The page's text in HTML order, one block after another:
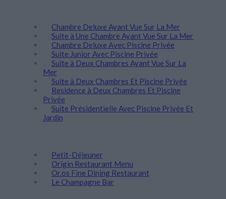
Chambre Deluxe Ayant Vue Sur La Mer
Suite à Une Chambre Ayant Vue Sur La Mer
Chambre Deluxe Αvec Piscine Privée
Suite Junior Avec Piscine Privée
Suite à Deux Chambres Ayant Vue Sur La
Mer
Suite à Deux Chambres Et Piscine Privée
Residence à Deux Chambres Et Piscine
Privée
Suite Présidentielle Avec Piscine Privée Et
Jardin
Petit-Déjeuner
Origin Restaurant Menu
Or.os Fine Dining Restaurant
Le Champagne Bar